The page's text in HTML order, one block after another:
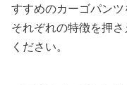
すすめのカーゴパンツ
それぞれの特徴を押
ください。